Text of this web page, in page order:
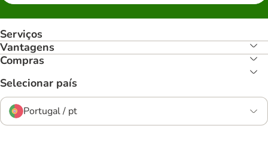
Serviços
Vantagens
Compras
Selecionar país
Portugal / pt